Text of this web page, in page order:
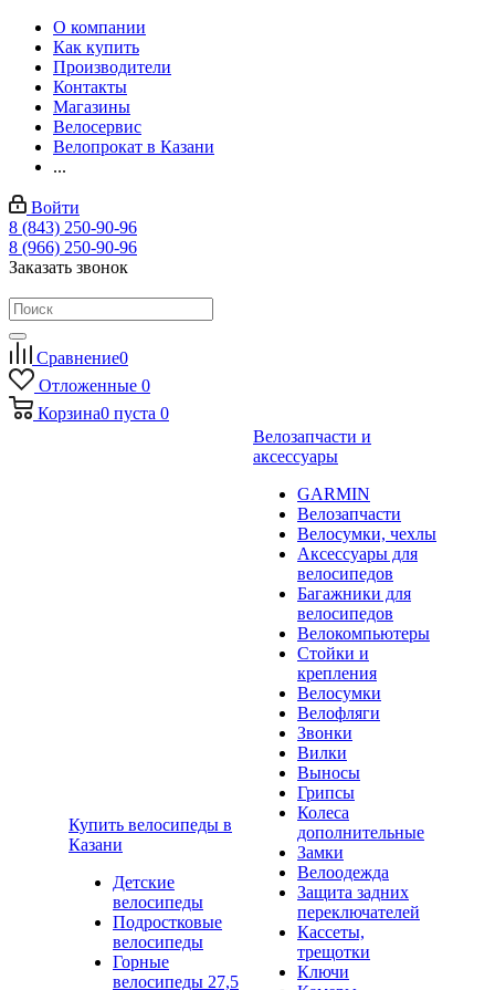
О компании
Как купить
Производители
Контакты
Магазины
Велосервис
Велопрокат в Казани
...
Войти
8 (843) 250-90-96
8 (966) 250-90-96
Заказать звонок
Сравнение0
Отложенные 0
Корзина0 пуста 0
Купить велосипеды в
Казани
Детские
велосипеды
Подростковые
велосипеды
Горные
велосипеды 27,5
Велозапчасти и
аксессуары
GARMIN
Велозапчасти
Велосумки, чехлы
Аксессуары для
велосипедов
Багажники для
велосипедов
Велокомпьютеры
Стойки и
крепления
Велосумки
Велофляги
Звонки
Вилки
Выносы
Грипсы
Колеса
дополнительные
Замки
Велоодежда
Защита задних
переключателей
Кассеты,
трещотки
Ключи